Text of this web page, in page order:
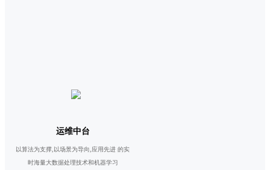
运维中台
以算法为支撑,以场景为导向,应用先进 的实
时海量大数据处理技术和机器学习